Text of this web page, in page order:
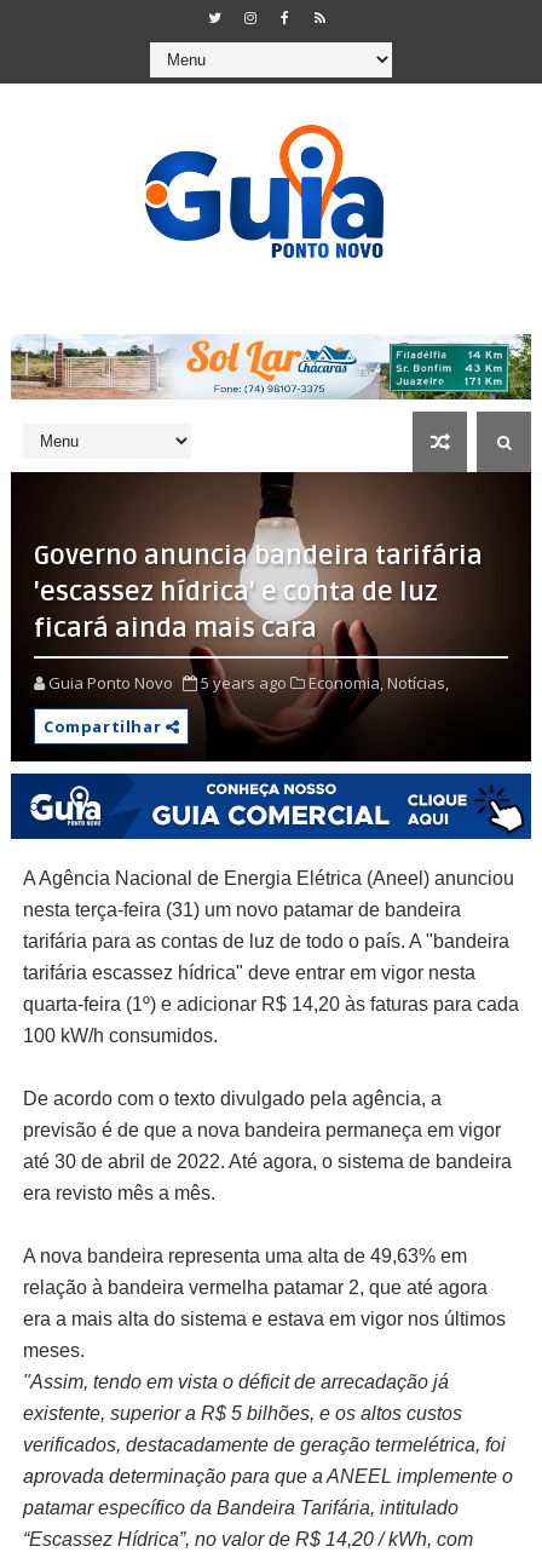
Governo anuncia bandeira tarifária
'escassez hídrica' e conta de luz
ficará ainda mais cara
Guia Ponto Novo 5 years ago Economia,Notícias,
Compartilhar
A Agência Nacional de Energia Elétrica (Aneel) anunciou
nesta terça-feira (31) um novo patamar de bandeira
tarifária para as contas de luz de todo o país. A "bandeira
tarifária escassez hídrica" deve entrar em vigor nesta
quarta-feira (1º) e adicionar R$ 14,20 às faturas para cada
100 kW/h consumidos.
De acordo com o texto divulgado pela agência, a
previsão é de que a nova bandeira permaneça em vigor
até 30 de abril de 2022. Até agora, o sistema de bandeira
era revisto mês a mês.
A nova bandeira representa uma alta de 49,63% em
relação à bandeira vermelha patamar 2, que até agora
era a mais alta do sistema e estava em vigor nos últimos
meses.
"Assim, tendo em vista o déficit de arrecadação já
existente, superior a R$ 5 bilhões, e os altos custos
verificados, destacadamente de geração termelétrica, foi
aprovada determinação para que a ANEEL implemente o
patamar específico da Bandeira Tarifária, intitulado
“Escassez Hídrica”, no valor de R$ 14,20 / kWh, com